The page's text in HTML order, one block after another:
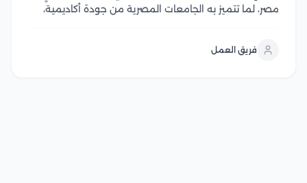
مصر، لما تتميز به الجامعات المصرية من جودة أكاديمية،
يتطلب استيفاء مجموعة من الشروط، في...
فريق العمل